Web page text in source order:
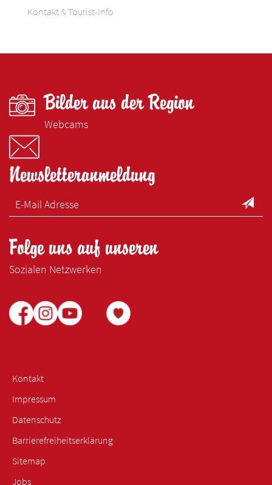
Kontakt & Tourist-Info
Bilder aus der Region
Webcams
Newsletteranmeldung
Folge uns auf unseren
Sozialen Netzwerken
Kontakt
Impressum
Datenschutz
Barrierefreiheitserklärung
Sitemap
Jobs